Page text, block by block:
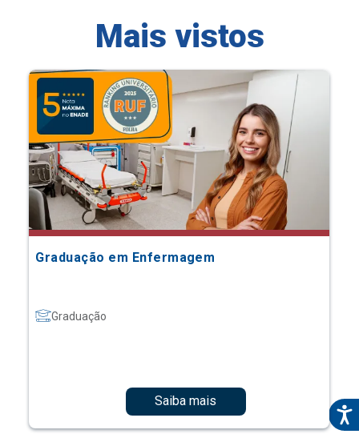
Mais vistos
Graduação em Enfermagem
Graduação
Saiba mais